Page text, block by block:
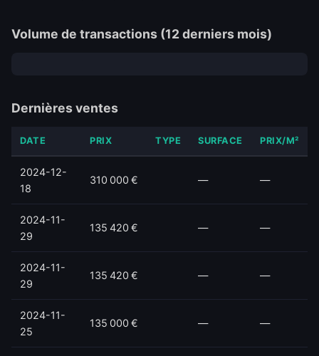
Volume de transactions (12 derniers mois)
Dernières ventes
DATE PRIX TYPE SURFACE PRIX/M²
2024-12-
18
310 000 € — —
2024-11-
29
135 420 € — —
2024-11-
29
135 420 € — —
2024-11-
25
135 000 € — —